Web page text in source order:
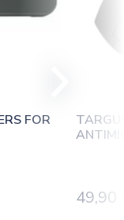
FOR
49,90